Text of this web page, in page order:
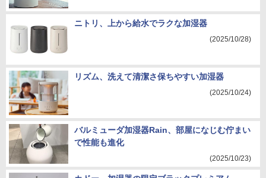
ニトリ、上から給水でラクな加湿器
(2025/10/28)
リズム、洗えて清潔さ保ちやすい加湿器
(2025/10/24)
バルミューダ加湿器Rain、部屋になじむ佇まい
で性能も進化
(2025/10/23)